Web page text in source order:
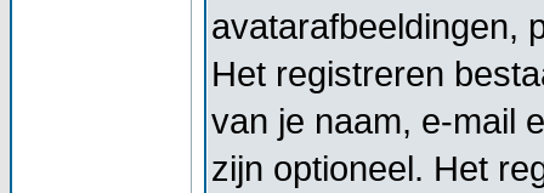
avatarafbeeldingen,
Het registreren
van je naam, e-mail
zijn optioneel. Het